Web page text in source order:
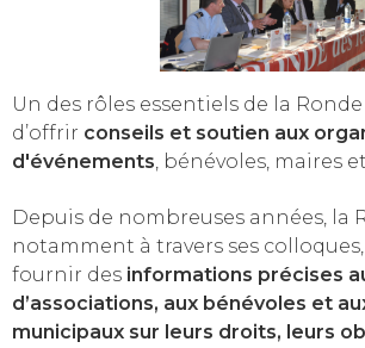
Un des rôles essentiels de la
d’offrir conseils et soutien aux
d'événements, bénévoles, maires
Depuis de nombreuses années, la
notamment à travers ses
fournir des informations précises
d’associations, aux bénévoles et
municipaux sur leurs droits, leurs